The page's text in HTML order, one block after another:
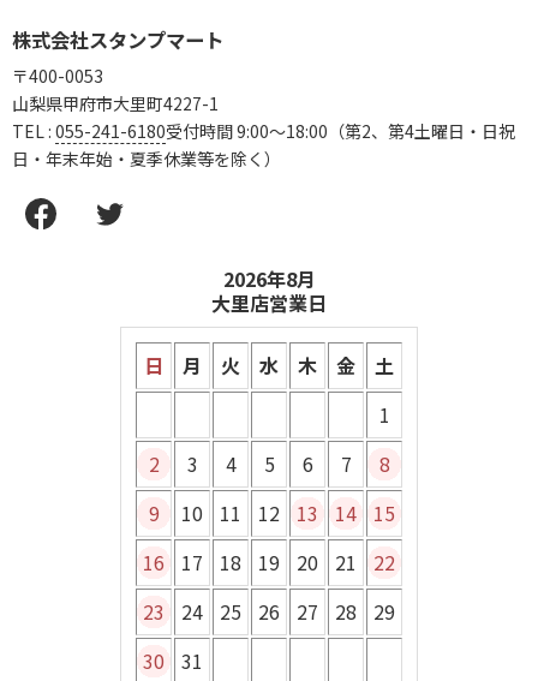
株式会社スタンプマート
〒400-0053
山梨県甲府市大里町4227-1
TEL : 055-241-6180受付時間 9:00〜18:00（第2、第4土曜日・日祝
日・年末年始・夏季休業等を除く）
2026年8月
大里店営業日
日 月 火 水 木 金
土
1
2
3 4 5 6 7
8
9
10 11 12 13 14
15
16
17 18 19 20 21
22
23
24 25 26 27 28
29
30
31